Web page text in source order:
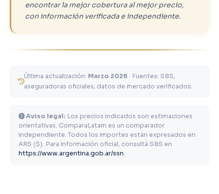
encontrar la mejor cobertura al mejor precio,
con información verificada e independiente.
Última actualización: Marzo 2026 · Fuentes: SBS,
aseguradoras oficiales, datos de mercado verificados.
Aviso legal: Los precios indicados son estimaciones
orientativas. ComparaLatam es un comparador
independiente. Todos los importes están expresados en
ARS ($). Para información oficial, consultá SBS en
https://www.argentina.gob.ar/ssn.